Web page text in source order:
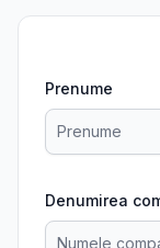
Prenume
Denumirea